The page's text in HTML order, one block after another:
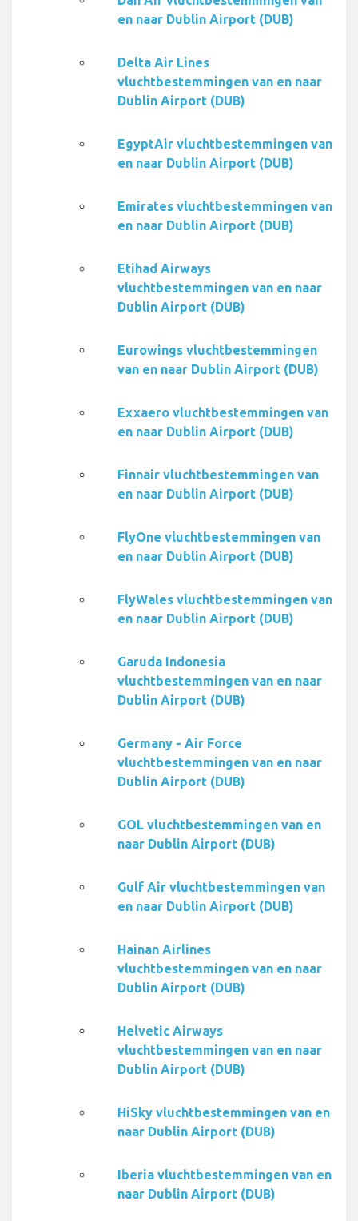
en naar Dublin Airport (DUB)
Delta Air Lines
vluchtbestemmingen van en naar
Dublin Airport (DUB)
EgyptAir vluchtbestemmingen van
en naar Dublin Airport (DUB)
Emirates vluchtbestemmingen van
en naar Dublin Airport (DUB)
Etihad Airways
vluchtbestemmingen van en naar
Dublin Airport (DUB)
Eurowings vluchtbestemmingen
van en naar Dublin Airport (DUB)
Exxaero vluchtbestemmingen van
en naar Dublin Airport (DUB)
Finnair vluchtbestemmingen van
en naar Dublin Airport (DUB)
FlyOne vluchtbestemmingen van
en naar Dublin Airport (DUB)
FlyWales vluchtbestemmingen van
en naar Dublin Airport (DUB)
Garuda Indonesia
vluchtbestemmingen van en naar
Dublin Airport (DUB)
Germany - Air Force
vluchtbestemmingen van en naar
Dublin Airport (DUB)
GOL vluchtbestemmingen van en
naar Dublin Airport (DUB)
Gulf Air vluchtbestemmingen van
en naar Dublin Airport (DUB)
Hainan Airlines
vluchtbestemmingen van en naar
Dublin Airport (DUB)
Helvetic Airways
vluchtbestemmingen van en naar
Dublin Airport (DUB)
HiSky vluchtbestemmingen van en
naar Dublin Airport (DUB)
Iberia vluchtbestemmingen van en
naar Dublin Airport (DUB)